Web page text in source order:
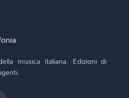
musica italiana. Edizioni di